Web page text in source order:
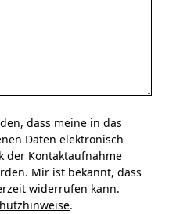
dass meine in das
Daten elektronisch
der Kontaktaufnahme
Mir ist bekannt, dass
widerrufen kann.
.